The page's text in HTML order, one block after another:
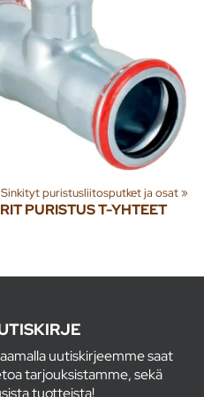
puristusliitosputket ja osat‪»
PURISTUS T-YHTEET
uutiskirjeemme saat
tarjouksistamme, sekä
tuotteista!